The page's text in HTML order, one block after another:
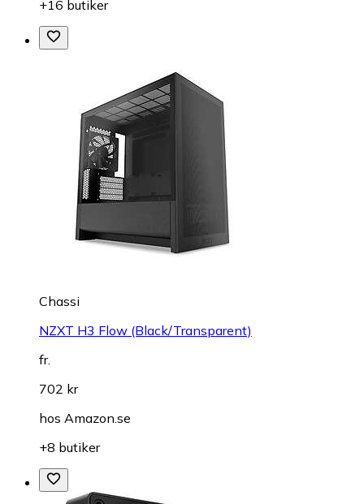
+16 butiker
Chassi
NZXT H3 Flow (Black/Transparent)
fr.
702 kr
hos Amazon.se
+8 butiker